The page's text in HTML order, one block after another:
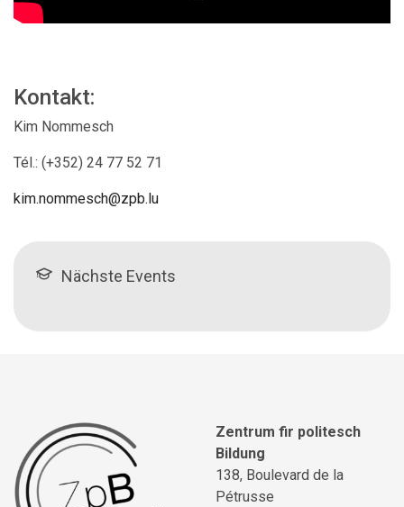
Kontakt:
Kim Nommesch
Tél.: (+352) 24 77 52 71
kim.nommesch@zpb.lu
Nächste Events
Zentrum fir politesch
Bildung
138, Boulevard de la
Pétrusse